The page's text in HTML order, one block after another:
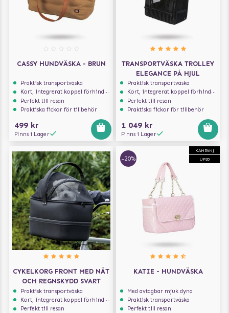
CASSY HUNDVÄSKA - BRUN
Praktisk transportväska
Kort, integrerat koppel förhindrar att hunden hoppar ur
Perfekt till resan
Praktiska fickor för tillbehör
499 kr
Finns i Lager
TRANSPORTVÄSKA TROLLEY
ELEGANCE PÅ HJUL
Praktisk transportväska
Kort, integrerat koppel förhindrar att hunden hoppar ur
Perfekt till resan
Praktiska fickor för tillbehör
1 049 kr
Finns i Lager
CYKELKORG FRONT MED NÄT
OCH REGNSKYDD SVART
Praktisk transportväska
Kort, integrerat koppel förhindrar att hunden hoppar ur
Perfekt till resan
KAMPANJ
UP20
-20%
KATIE - HUNDVÄSKA
Med avtagbar mjuk dyna
Praktisk transportväska
Perfekt till resan